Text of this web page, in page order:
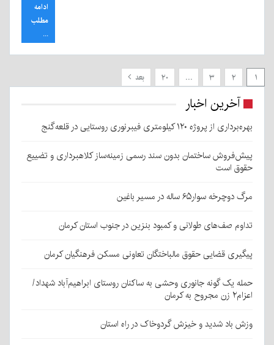
ادامه
مطلب
...
۱ ۲ ۳ … ۲۰ بعد
آخرین اخبار
بهره‌برداری از پروژه ۱۲۰ کیلومتری فیبرنوری روستایی در قلعه‌گنج
پیش‌فروش ساختمان بدون سند رسمی زمینه‌ساز کلاهبرداری و تضییع
حقوق است
مرگ دوچرخه سوار۶۵ ساله در مسیر باغین
تداوم صف‌های طولانی و کمبود بنزین در جنوب استان کرمان
پیگیری قضایی حقوق مالباختگان تعاونی مسکن فرهنگیان کرمان
حمله یک گونه جانوری وحشی به ساکنان روستای ابراهیم‌آباد شهداد/
اعزام۲ زن مجروح به کرمان
وزش باد شدید و خیزش گردوخاک در راه استان